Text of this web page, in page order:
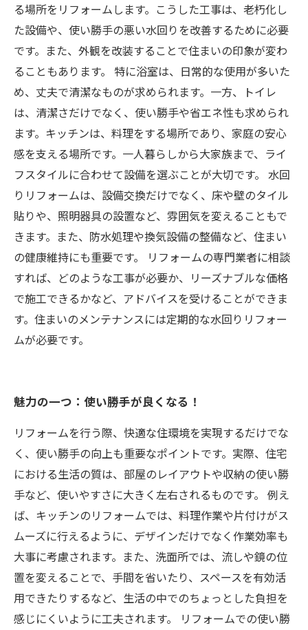
る場所をリフォームします。こうした工事は、老朽化し
た設備や、使い勝手の悪い水回りを改善するために必要
です。また、外観を改装することで住まいの印象が変わ
ることもあります。 特に浴室は、日常的な使用が多いた
め、丈夫で清潔なものが求められます。一方、トイレ
は、清潔さだけでなく、使い勝手や省エネ性も求められ
ます。キッチンは、料理をする場所であり、家庭の安心
感を支える場所です。一人暮らしから大家族まで、ライ
フスタイルに合わせて設備を選ぶことが大切です。 水回
りリフォームは、設備交換だけでなく、床や壁のタイル
貼りや、照明器具の設置など、雰囲気を変えることもで
きます。また、防水処理や換気設備の整備など、住まい
の健康維持にも重要です。 リフォームの専門業者に相談
すれば、どのような工事が必要か、リーズナブルな価格
で施工できるかなど、アドバイスを受けることができま
す。住まいのメンテナンスには定期的な水回りリフォー
ムが必要です。
魅力の一つ：使い勝手が良くなる！
リフォームを行う際、快適な住環境を実現するだけでな
く、使い勝手の向上も重要なポイントです。実際、住宅
における生活の質は、部屋のレイアウトや収納の使い勝
手など、使いやすさに大きく左右されるものです。 例え
ば、キッチンのリフォームでは、料理作業や片付けがス
ムーズに行えるように、デザインだけでなく作業効率も
大事に考慮されます。また、洗面所では、流しや鏡の位
置を変えることで、手間を省いたり、スペースを有効活
用できたりするなど、生活の中でのちょっとした負担を
感じにくいように工夫されます。 リフォームでの使い勝